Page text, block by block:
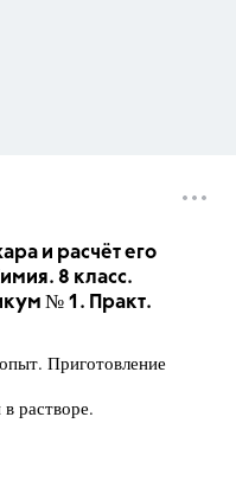
и расчёт его
8 класс.
№ 1. Практ.
Приготовление
растворе.